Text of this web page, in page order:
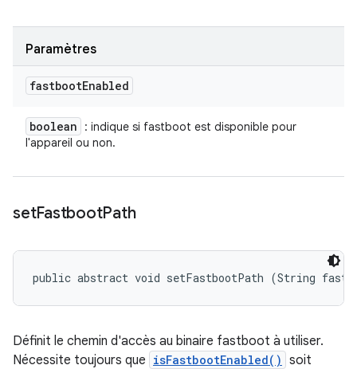
Paramètres
fastbootEnabled
boolean
: indique si fastboot est disponible pour
l'appareil ou non.
setFastbootPath
public abstract void setFastbootPath (String
Définit le chemin d'accès au binaire fastboot à utiliser.
Nécessite toujours que isFastbootEnabled() soit